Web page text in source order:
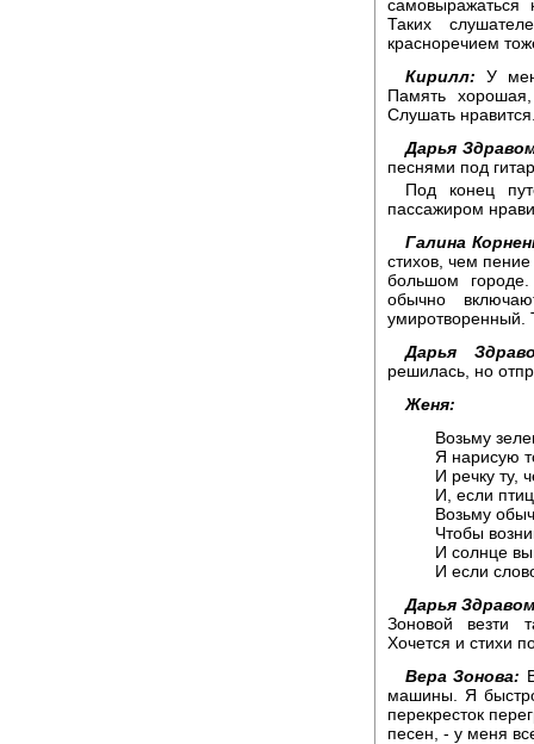
самовыражаться
Таких
красноречием
Кирилл: У
Память
Слушать
Дарья
песнями под
Под конец
пассажиром
Галина
стихов, чем
большом
обычно
умиротворенный.
Дарья
решилась, но
Женя:
Возьму
Я нарисую
И речку ту,
И, если
Возьму
Чтобы
И солнце
И если
Дарья
Зоновой везти
Хочется и стихи
Вера Зонова:
машины. Я
перекресток
песен, - у меня